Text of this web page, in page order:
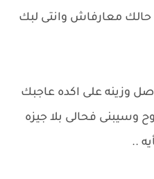
معارفاش وانتى لبك
وزينه على اكده عاجبك
فحالى بلا جيزه
..